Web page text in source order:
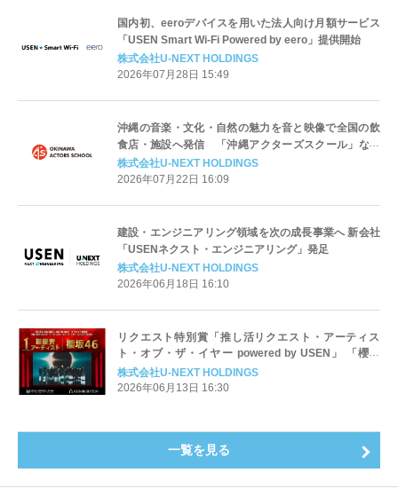
国内初、eeroデバイスを用いた法人向け月額サービス
「USEN Smart Wi-Fi Powered by eero」提供開始
株式会社U-NEXT HOLDINGS
2026年07月28日 15:49
沖縄の音楽・文化・自然の魅力を音と映像で全国の飲
食店・施設へ発信 「沖縄アクターズスクール」など
沖縄系チャンネルを拡充し地域活性化とアーティスト
を支援
株式会社U-NEXT HOLDINGS
2026年07月22日 16:09
建設・エンジニアリング領域を次の成長事業へ 新会社
「USENネクスト・エンジニアリング」発足
株式会社U-NEXT HOLDINGS
2026年06月18日 16:10
リクエスト特別賞「推し活リクエスト・アーティス
ト・オブ・ザ・イヤー powered by USEN」 「櫻坂
46」がファンからの圧倒的な支持で最優秀アーティス
トに決定！
株式会社U-NEXT HOLDINGS
2026年06月13日 16:30
一覧を見る